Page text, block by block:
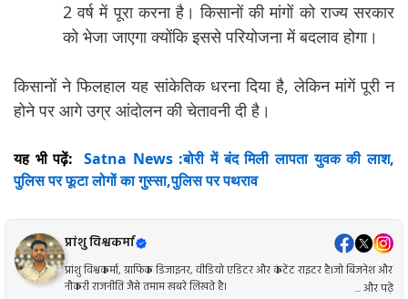
2 वर्ष में पूरा करना है। किसानों की मांगों को राज्य सरकार
को भेजा जाएगा क्योंकि इससे परियोजना में बदलाव होगा।
किसानों ने फिलहाल यह सांकेतिक धरना दिया है, लेकिन मांगें पूरी न
होने पर आगे उग्र आंदोलन की चेतावनी दी है।
यह भी पढ़ें: Satna News :बोरी में बंद मिली लापता युवक की लाश,
पुलिस पर फूटा लोगों का गुस्सा,पुलिस पर पथराव
प्रांशु विश्वकर्मा
प्रांशु विश्वकर्मा, ग्राफिक डिजाइनर, वीडियो एडिटर और कंटेंट राइटर है।जो बिजनेश और
नौकरी राजनीति जैसे तमाम खबरे लिखते है।
... और पढ़ें